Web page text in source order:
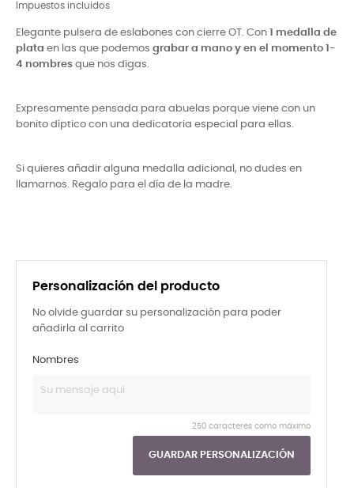
Impuestos incluidos
Elegante pulsera de eslabones con cierre OT. Con 1 medalla de
plata en las que podemos grabar a mano y en el momento 1-
4 nombres que nos digas.
Expresamente pensada para abuelas porque viene con un
bonito díptico con una dedicatoria especial para ellas.
Si quieres añadir alguna medalla adicional, no dudes en
llamarnos. Regalo para el día de la madre.
Personalización del producto
No olvide guardar su personalización para poder
añadirla al carrito
Nombres
250 caracteres como máximo
GUARDAR PERSONALIZACIÓN